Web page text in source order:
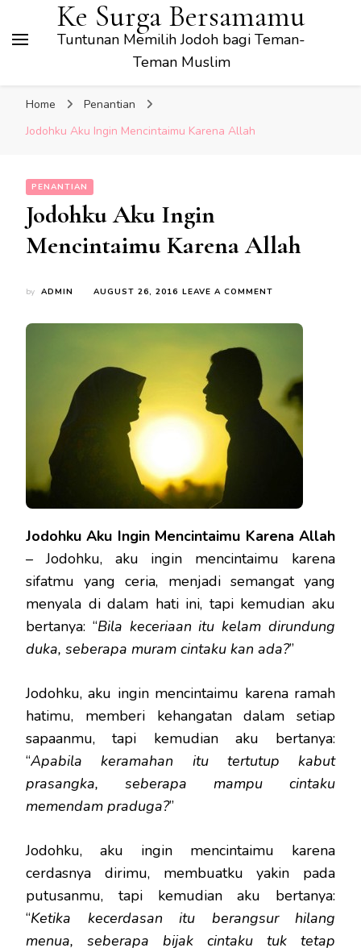
Ke Surga Bersamamu
Tuntunan Memilih Jodoh bagi Teman-
Teman Muslim
Home
Penantian
Jodohku Aku Ingin Mencintaimu Karena Allah
PENANTIAN
Jodohku Aku Ingin
Mencintaimu Karena Allah
by ADMIN AUGUST 26, 2016 LEAVE A COMMENT
ALLAH
Jodohku Aku Ingin Mencintaimu Karena Allah
– Jodohku, aku ingin mencintaimu karena
sifatmu yang ceria, menjadi semangat yang
menyala di dalam hati ini, tapi kemudian aku
bertanya: “Bila keceriaan itu kelam dirundung
duka, seberapa muram cintaku kan ada?”
Jodohku, aku ingin mencintaimu karena ramah
hatimu, memberi kehangatan dalam setiap
sapaanmu, tapi kemudian aku bertanya:
“Apabila keramahan itu tertutup kabut
prasangka, seberapa mampu cintaku
memendam praduga?”
Jodohku, aku ingin mencintaimu karena
cerdasnya dirimu, membuatku yakin pada
putusanmu, tapi kemudian aku bertanya:
“Ketika kecerdasan itu berangsur hilang
menua, seberapa bijak cintaku tuk tetap